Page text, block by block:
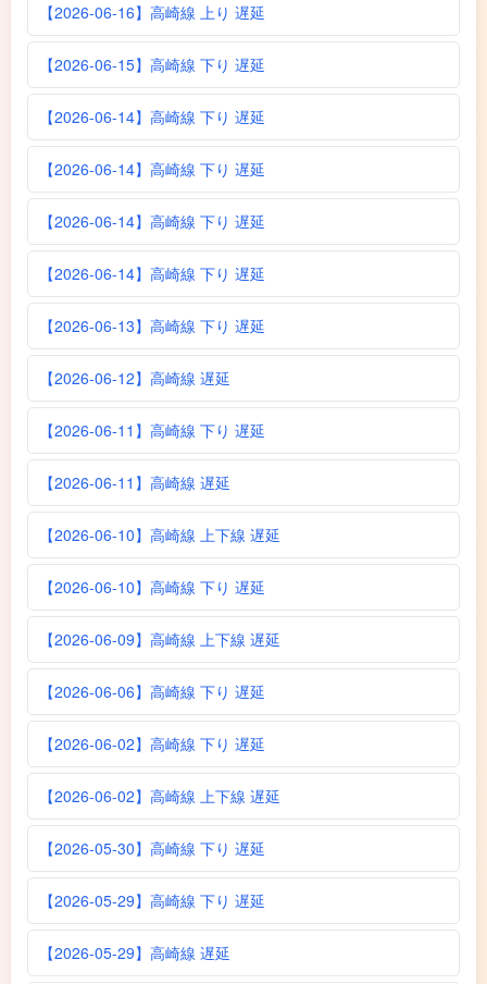
【2026-06-16】高崎線 上り 遅延
【2026-06-15】高崎線 下り 遅延
【2026-06-14】高崎線 下り 遅延
【2026-06-14】高崎線 下り 遅延
【2026-06-14】高崎線 下り 遅延
【2026-06-14】高崎線 下り 遅延
【2026-06-13】高崎線 下り 遅延
【2026-06-12】高崎線 遅延
【2026-06-11】高崎線 下り 遅延
【2026-06-11】高崎線 遅延
【2026-06-10】高崎線 上下線 遅延
【2026-06-10】高崎線 下り 遅延
【2026-06-09】高崎線 上下線 遅延
【2026-06-06】高崎線 下り 遅延
【2026-06-02】高崎線 下り 遅延
【2026-06-02】高崎線 上下線 遅延
【2026-05-30】高崎線 下り 遅延
【2026-05-29】高崎線 下り 遅延
【2026-05-29】高崎線 遅延